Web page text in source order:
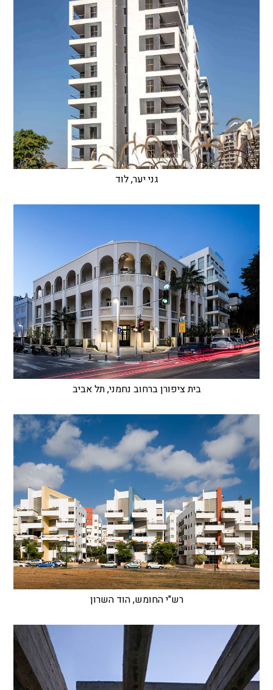
גני יער, לוד
בית ציפורן ברחוב נחמני, תל אביב
רש"י החומש, הוד השרון